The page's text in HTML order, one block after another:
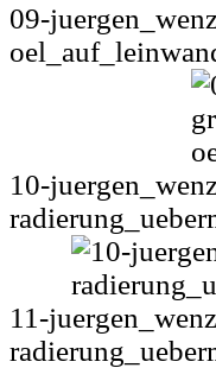
09-
10-
11-